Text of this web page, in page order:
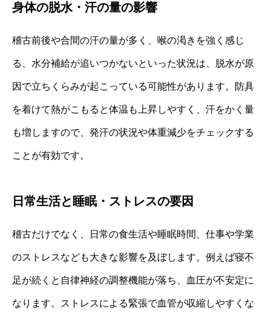
身体の脱水・汗の量の影響
稽古前後や合間の汗の量が多く、喉の渇きを強く感じ
る、水分補給が追いつかないといった状況は、脱水が原
因で立ちくらみが起こっている可能性があります。防具
を着けて熱がこもると体温も上昇しやすく、汗をかく量
も増しますので、発汗の状況や体重減少をチェックする
ことが有効です。
日常生活と睡眠・ストレスの要因
稽古だけでなく、日常の食生活や睡眠時間、仕事や学業
のストレスなども大きな影響を及ぼします。例えば寝不
足が続くと自律神経の調整機能が落ち、血圧が不安定に
なります。ストレスによる緊張で血管が収縮しやすくな